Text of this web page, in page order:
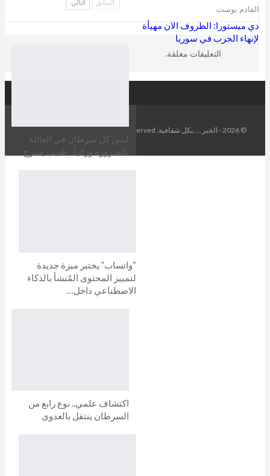
القادم بوست
دي ميستورا: الظروف الآن مهيأة
لإنهاء الحرب في سوريا
ليس كل سرطان في العائلة
بالضرورة وراثياً.. طبيب يشرح
“واتساب” يختبر ميزة جديدة
لتمييز المحتوى المُنشأ بالذكاء
الاصطناعي داخل…
اكتشاف علمي.. نوع رابع من
السرطان ينتقل بالعدوى
السابق التالي
التعليقات مغلقة.
© 2026 - الخبر.....بكل شفافية. All Rights Reserved.